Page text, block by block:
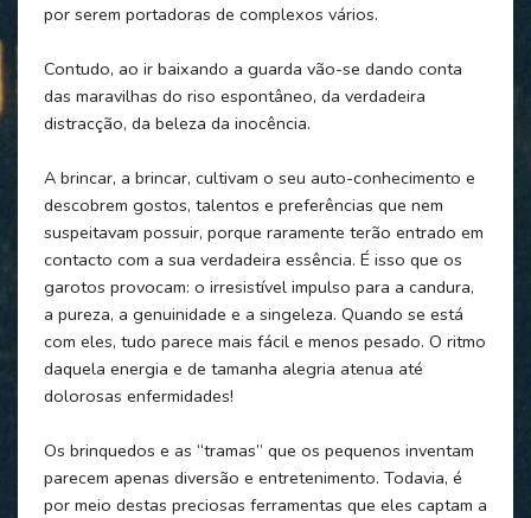
por serem portadoras de complexos vários.
Contudo, ao ir baixando a guarda vão-se dando conta
das maravilhas do riso espontâneo, da verdadeira
distracção, da beleza da inocência.
A brincar, a brincar, cultivam o seu auto-conhecimento e
descobrem gostos, talentos e preferências que nem
suspeitavam possuir, porque raramente terão entrado em
contacto com a sua verdadeira essência. É isso que os
garotos provocam: o irresistível impulso para a candura,
a pureza, a genuinidade e a singeleza. Quando se está
com eles, tudo parece mais fácil e menos pesado. O ritmo
daquela energia e de tamanha alegria atenua até
dolorosas enfermidades!
Os brinquedos e as “tramas” que os pequenos inventam
parecem apenas diversão e entretenimento. Todavia, é
por meio destas preciosas ferramentas que eles captam a